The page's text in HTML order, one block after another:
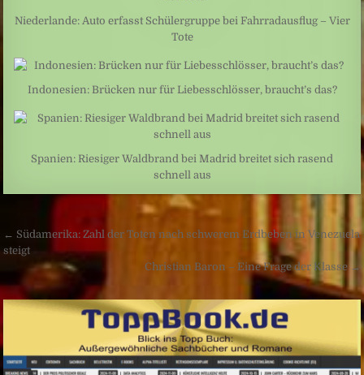
Niederlande: Auto erfasst Schülergruppe bei Fahrradausflug – Vier
Tote
Indonesien: Brücken nur für Liebesschlösser, braucht’s das?
Spanien: Riesiger Waldbrand bei Madrid breitet sich rasend
schnell aus
Beitragsnavigation
← Südamerika: Zahl der Toten nach schwerem Erdbeben in Venezuela
steigt
Christian Baron – Eine Frage der Klasse →